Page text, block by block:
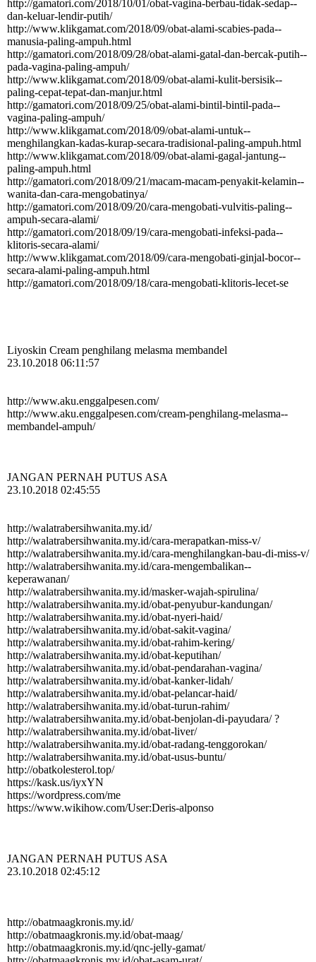
http:­//­gamatori.­com/­2018/­10/­01/­obat-­vagina-­berbau-­tidak-­sedap-­
dan-­keluar-­lendir-­putih/­
http:­//­www.­klikgamat.­com/­2018/­09/­obat-­alami-­scabies-­pada-­
manusia-­paling-­ampuh.­html
http:­//­gamatori.­com/­2018/­09/­28/­obat-­alami-­gatal-­dan-­bercak-­putih-­
pada-­vagina-­paling-­ampuh/­
http:­//­www.­klikgamat.­com/­2018/­09/­obat-­alami-­kulit-­bersisik-­
paling-­cepat-­tepat-­dan-­manjur.­html
http:­//­gamatori.­com/­2018/­09/­25/­obat-­alami-­bintil-­bintil-­pada-­
vagina-­paling-­ampuh/­
http:­//­www.­klikgamat.­com/­2018/­09/­obat-­alami-­untuk-­
menghilangkan-­kadas-­kurap-­secara-­tradisional-­paling-­ampuh.­html
http:­//­www.­klikgamat.­com/­2018/­09/­obat-­alami-­gagal-­jantung-­
paling-­ampuh.­html
http:­//­gamatori.­com/­2018/­09/­21/­macam-­macam-­penyakit-­kelamin-­
wanita-­dan-­cara-­mengobatinya/­
http:­//­gamatori.­com/­2018/­09/­20/­cara-­mengobati-­vulvitis-­paling-­
ampuh-­secara-­alami/­
http:­//­gamatori.­com/­2018/­09/­19/­cara-­mengobati-­infeksi-­pada-­
klitoris-­secara-­alami/­
http:­//­www.­klikgamat.­com/­2018/­09/­cara-­mengobati-­ginjal-­bocor-­
secara-­alami-­paling-­ampuh.­html
http:­//­gamatori.­com/­2018/­09/­18/­cara-­mengobati-­klitoris-­lecet-­se
Liyoskin Cream penghilang melasma membandel
23.10.2018 06:11:57
http:­//­www.­aku.­enggalpesen.­com/­
http:­//­www.­aku.­enggalpesen.­com/­cream-­penghilang-­melasma-­
membandel-­ampuh/­
JANGAN PERNAH PUTUS ASA
23.10.2018 02:45:55
http:­//­walatrabersihwanita.­my.­id/­
http:­//­walatrabersihwanita.­my.­id/­cara-­merapatkan-­miss-­v/­
http:­//­walatrabersihwanita.­my.­id/­cara-­menghilangkan-­bau-­di-­miss-­v/­
http:­//­walatrabersihwanita.­my.­id/­cara-­mengembalikan-­
keperawanan/­
http:­//­walatrabersihwanita.­my.­id/­masker-­wajah-­spirulina/­
http:­//­walatrabersihwanita.­my.­id/­obat-­penyubur-­kandungan/­
http:­//­walatrabersihwanita.­my.­id/­obat-­nyeri-­haid/­
http:­//­walatrabersihwanita.­my.­id/­obat-­sakit-­vagina/­
http:­//­walatrabersihwanita.­my.­id/­obat-­rahim-­kering/­
http:­//­walatrabersihwanita.­my.­id/­obat-­keputihan/­
http:­//­walatrabersihwanita.­my.­id/­obat-­pendarahan-­vagina/­
http:­//­walatrabersihwanita.­my.­id/­obat-­kanker-­lidah/­
http:­//­walatrabersihwanita.­my.­id/­obat-­pelancar-­haid/­
http:­//­walatrabersihwanita.­my.­id/­obat-­turun-­rahim/­
http:­//­walatrabersihwanita.­my.­id/­obat-­benjolan-­di-­payudara/­ ?
http:­//­walatrabersihwanita.­my.­id/­obat-­liver/­
http:­//­walatrabersihwanita.­my.­id/­obat-­radang-­tenggorokan/­
http:­//­walatrabersihwanita.­my.­id/­obat-­usus-­buntu/­
http:­//­obatkolesterol.­top/­
https://kask.us/iyxYN
https:­//­wordpress.­com/­me
https:­//­www.­wikihow.­com/­User:­Deris-­alponso
JANGAN PERNAH PUTUS ASA
23.10.2018 02:45:12
http:­//­obatmaagkronis.­my.­id/­
http:­//­obatmaagkronis.­my.­id/­obat-­maag/­
http:­//­obatmaagkronis.­my.­id/­qnc-­jelly-­gamat/­